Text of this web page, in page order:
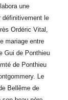
une
définitivement le
Ordéric Vital,
mariage entre
Gui de Ponthieu
de Ponthieu
Le
Bellême de